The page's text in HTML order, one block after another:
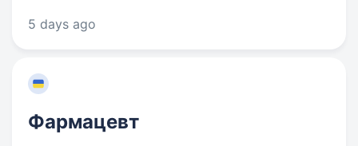
5 days ago
Фармацевт